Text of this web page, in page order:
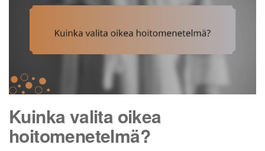
Kuinka valita oikea
hoitomenetelmä?